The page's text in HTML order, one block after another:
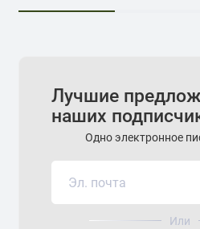
Лучшие
наших
Одно электронное
Или